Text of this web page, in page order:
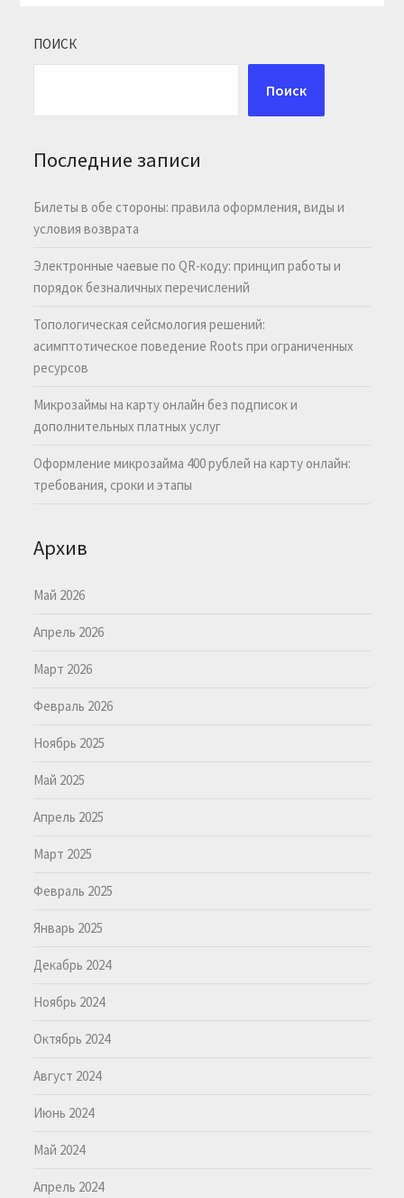
ПОИСК
Поиск
Последние записи
Билеты в обе стороны: правила оформления, виды и
условия возврата
Электронные чаевые по QR-коду: принцип работы и
порядок безналичных перечислений
Топологическая сейсмология решений:
асимптотическое поведение Roots при ограниченных
ресурсов
Микрозаймы на карту онлайн без подписок и
дополнительных платных услуг
Оформление микрозайма 400 рублей на карту онлайн:
требования, сроки и этапы
Архив
Май 2026
Апрель 2026
Март 2026
Февраль 2026
Ноябрь 2025
Май 2025
Апрель 2025
Март 2025
Февраль 2025
Январь 2025
Декабрь 2024
Ноябрь 2024
Октябрь 2024
Август 2024
Июнь 2024
Май 2024
Апрель 2024